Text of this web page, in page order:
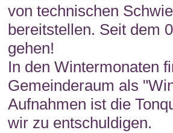
von technischen
bereitstellen. Seit dem
gehen!
In den Wintermonaten
Gemeinderaum als
Aufnahmen ist die
wir zu entschuldigen.